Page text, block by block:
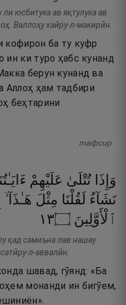
юсбитука ав яқтулука ав
Валлоҳу хайру-л-макирӣн.
кофирон ба ту куфр
ин ки туро ҳабс кунанд
берун кунанд ва
Аллоҳ ҳам тадбири
беҳтарини
тафсир
وَإِذَا تُتْلَىٰ عَلَيْهِمْ
نَشَآءُ لَقُلْنَا مِثْلَ هَـٰذَآ ۙ
ٱلْأَوَّلِينَ ۝٣١
қад самиъна лав нашау
л-аввалӣн.
шавад, гӯянд: «Ба
монанди ин бигӯем,